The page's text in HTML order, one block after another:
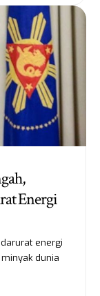
Energi
energi
dunia